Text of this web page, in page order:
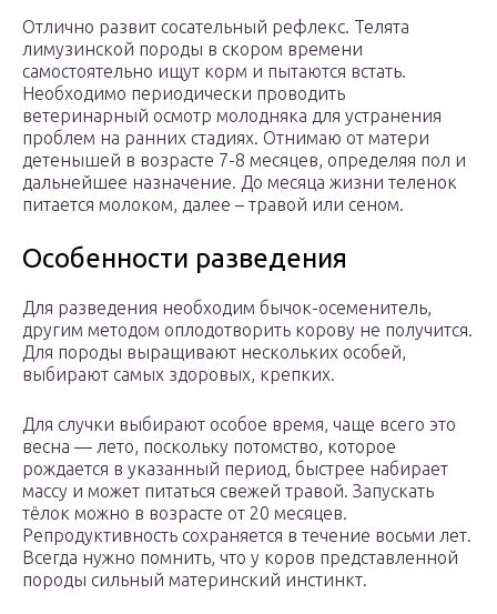
Отлично развит сосательный рефлекс. Телята
лимузинской породы в скором времени
самостоятельно ищут корм и пытаются встать.
Необходимо периодически проводить
ветеринарный осмотр молодняка для устранения
проблем на ранних стадиях. Отнимаю от матери
детенышей в возрасте 7-8 месяцев, определяя пол и
дальнейшее назначение. До месяца жизни теленок
питается молоком, далее – травой или сеном.
Особенности разведения
Для разведения необходим бычок-осеменитель,
другим методом оплодотворить корову не получится.
Для породы выращивают нескольких особей,
выбирают самых здоровых, крепких.
Для случки выбирают особое время, чаще всего это
весна — лето, поскольку потомство, которое
рождается в указанный период, быстрее набирает
массу и может питаться свежей травой. Запускать
тёлок можно в возрасте от 20 месяцев.
Репродуктивность сохраняется в течение восьми лет.
Всегда нужно помнить, что у коров представленной
породы сильный материнский инстинкт.